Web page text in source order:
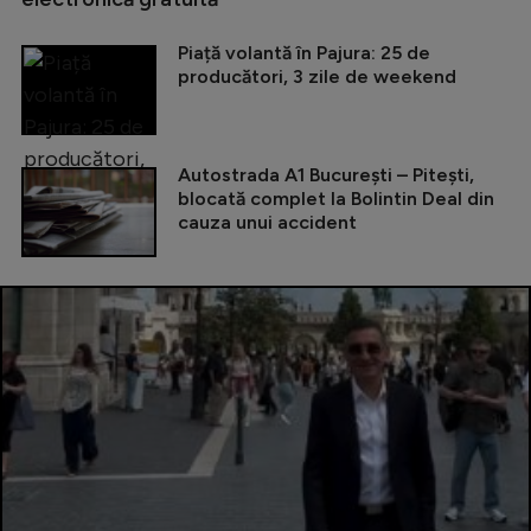
Piață volantă în Pajura: 25 de
producători, 3 zile de weekend
Autostrada A1 București – Pitești,
blocată complet la Bolintin Deal din
cauza unui accident